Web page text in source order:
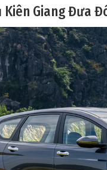
Kiên Giang Đưa